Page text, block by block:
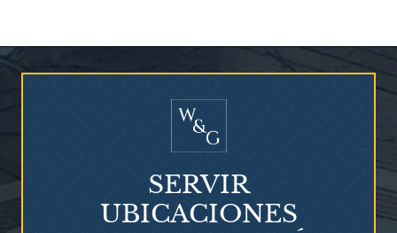
¿Quién corre el riesgo de
SERVIR
UBICACIONES